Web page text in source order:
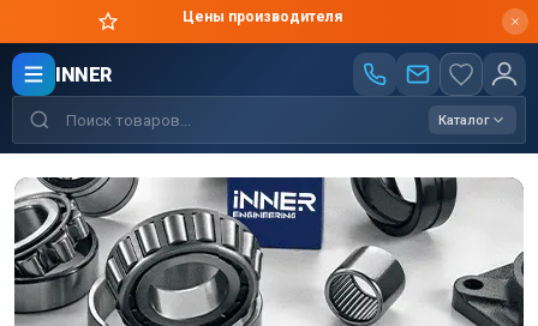
Оригинальная продукция в короткие сроки
INNER
Каталог